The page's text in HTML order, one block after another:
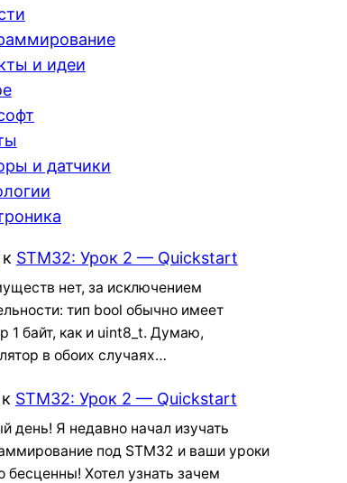
и идеи
и датчики
STM32: Урок 2 — Quickstart
нет, за исключением
тип bool обычно имеет
1 байт, как и uint8_t. Думаю,
в обоих случаях…
к STM32: Урок 2 — Quickstart
день! Я недавно начал изучать
под STM32 и ваши уроки
бесценны! Хотел узнать зачем